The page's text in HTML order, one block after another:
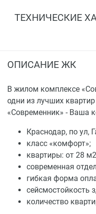
ТЕХНИЧЕСКИЕ
ОПИСАНИЕ ЖК
В жилом комплексе
одни из лучших
«Современник» - Ваша
Краснодар, по ул,
класс «комфорт»;
квартиры: от 28
современная
гибкая форма
сейсмостойкость
количество